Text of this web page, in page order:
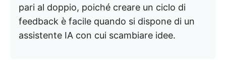
pari al doppio, poiché creare un ciclo di
feedback è facile quando si dispone di un
assistente IA con cui scambiare idee.